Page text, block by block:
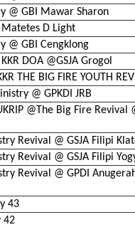
@ GBI Mawar Sharon
Matetes D Light
@ GBI Cengklong
DOA @GSJA Grogol
THE BIG FIRE YOUTH
@ GPKDI JRB
@The Big Fire Revival
Revival @ GSJA Filipi
Revival @ GSJA Filipi
Revival @ GPDI
43
42